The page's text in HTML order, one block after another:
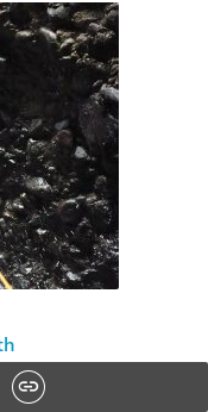
|Kultur